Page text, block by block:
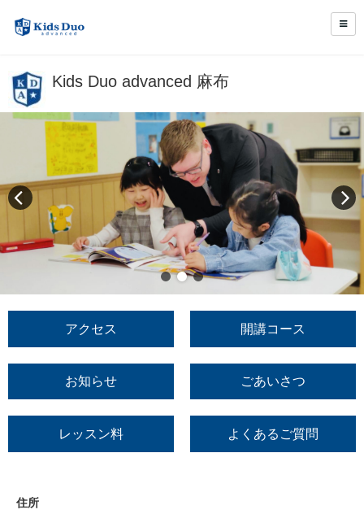
Kids Duo advanced 麻布
アクセス 開講コース
お知らせ ごあいさつ
レッスン料 よくあるご質問
住所